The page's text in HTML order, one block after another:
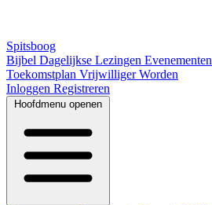
Spitsboog
Bijbel Dagelijkse Lezingen Evenementen
Toekomstplan Vrijwilliger Worden
Inloggen Registreren
Hoofdmenu openen